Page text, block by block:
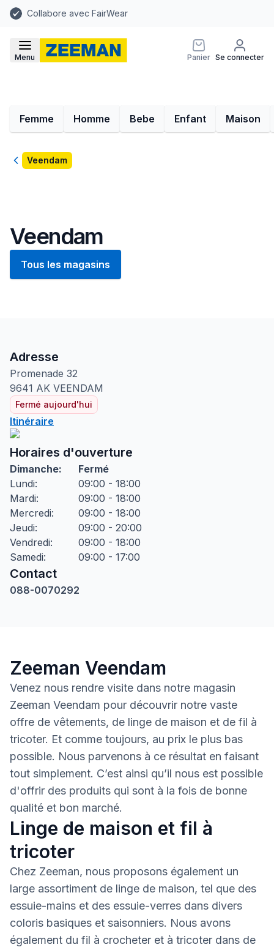
Collabore avec FairWear
Menu Panier Se connecter
Femme Homme Bebe Enfant Maison
RetourVeendam
Veendam
Tous les magasins
Adresse
Promenade 32
9641 AK VEENDAM
Fermé aujourd'hui
Itinéraire
Horaires d'ouverture
Dimanche:
Fermé
Lundi:
09:00 - 18:00
Mardi:
09:00 - 18:00
Mercredi:
09:00 - 18:00
Jeudi:
09:00 - 20:00
Vendredi:
09:00 - 18:00
Samedi: 09:00 - 17:00
Contact
088-0070292
Zeeman Veendam
Venez nous rendre visite dans notre magasin
Zeeman Veendam pour découvrir notre vaste
offre de vêtements, de linge de maison et de fil à
tricoter. Et comme toujours, au prix le plus bas
possible. Nous parvenons à ce résultat en faisant
tout simplement. C’est ainsi qu’il nous est possible
d'offrir des produits qui sont à la fois de bonne
qualité et bon marché.
Linge de maison et fil à
tricoter
Chez Zeeman, nous proposons également un
large assortiment de linge de maison, tel que des
essuie-mains et des essuie-verres dans divers
coloris basiques et saisonniers. Nous avons
également du fil à crocheter et à tricoter dans de